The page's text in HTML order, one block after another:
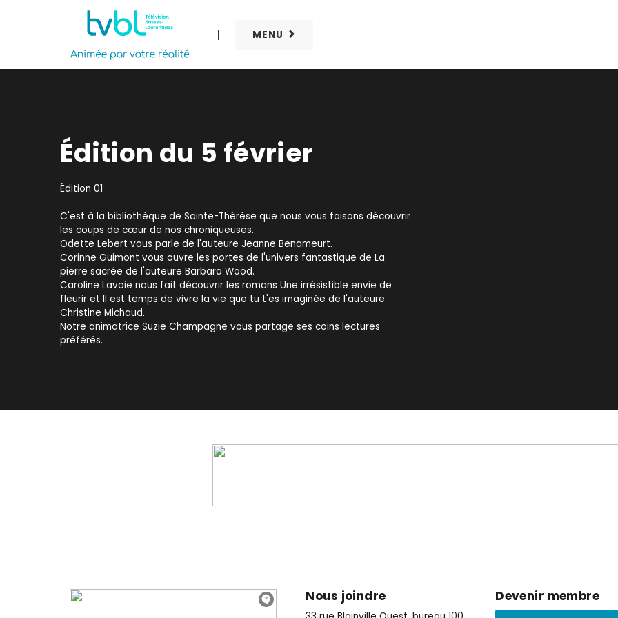
MENU
Édition du 5 février
Édition 01
C'est à la bibliothèque de Sainte-Thérèse que nous vous faisons découvrir
les coups de cœur de nos chroniqueuses.
Odette Lebert vous parle de l'auteure Jeanne Benameurt.
Corinne Guimont vous ouvre les portes de l'univers fantastique de La
pierre sacrée de l'auteure Barbara Wood.
Caroline Lavoie nous fait découvrir les romans Une irrésistible envie de
fleurir et Il est temps de vivre la vie que tu t'es imaginée de l'auteure
Christine Michaud.
Notre animatrice Suzie Champagne vous partage ses coins lectures
préférés.
Nous joindre Devenir membre